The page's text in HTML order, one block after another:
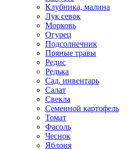
Клубника, малина
Лук севок
Морковь
Огурец
Подсолнечник
Пряные травы
Редис
Редька
Сад. инвентарь
Салат
Свекла
Семенной картофель
Томат
Фасоль
Чеснок
Яблоня